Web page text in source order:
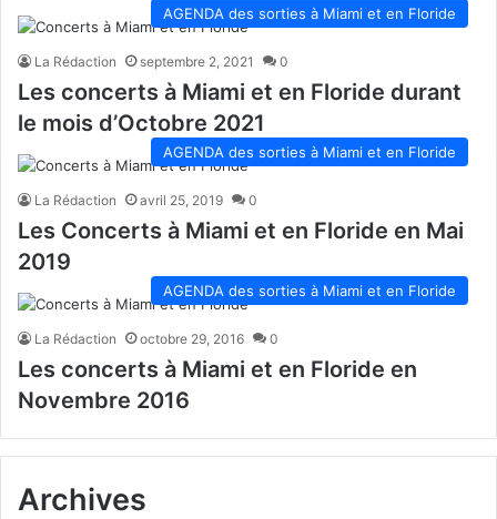
AGENDA des sorties à Miami et en Floride
La Rédaction septembre 2, 2021 0
Les concerts à Miami et en Floride durant
le mois d’Octobre 2021
AGENDA des sorties à Miami et en Floride
La Rédaction avril 25, 2019 0
Les Concerts à Miami et en Floride en Mai
2019
AGENDA des sorties à Miami et en Floride
La Rédaction octobre 29, 2016 0
Les concerts à Miami et en Floride en
Novembre 2016
Archives